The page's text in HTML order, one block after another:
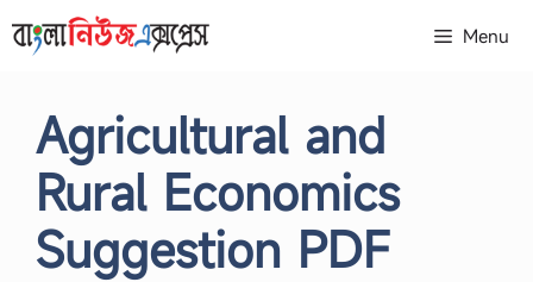
to
Menu
Agricultural and
Rural Economics
Suggestion PDF